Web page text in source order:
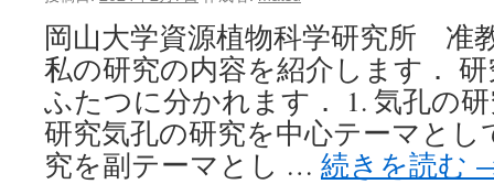
/
Stomata
and
air
pollution
は
岡山大学資源植物科学研究所
私の研究の内容を紹介します．
ふたつに分かれます． 1. 気孔の
研究気孔の研究を中心テーマとし
究を副テーマとし … 続きを読む